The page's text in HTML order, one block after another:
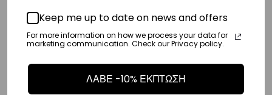
– Τα έξοδα αποστολής για όλο τον υπόλοιπο κόσμο είναι στα
– Η Η συνεργαζόμενη εταιρεία ταχυμεταφορών,
, θα αναλάβει την
παράδοσή σας.
– Οι χρόνοι παράδοσης κυμαίνονται συνήθως από 3-10 εργάσιμες
Keep me up to date on news and offers
For more information on how we process your data for
marketing communication. Check our Privacy policy.
ΛΑΒΕ -10% ΕΚΠΤΩΣΗ